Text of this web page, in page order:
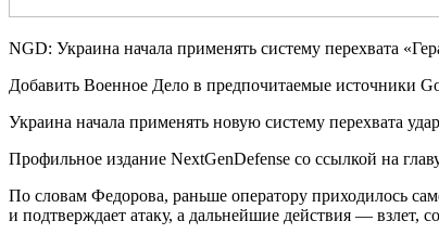
NGD: Украина начала применять систему перехвата
Добавить Военное Дело в предпочитаемые источники
Украина начала применять новую систему перехвата
Профильное издание NextGenDefense со ссылкой на
По словам Федорова, раньше оператору приходилось
и подтверждает атаку, а дальнейшие действия —